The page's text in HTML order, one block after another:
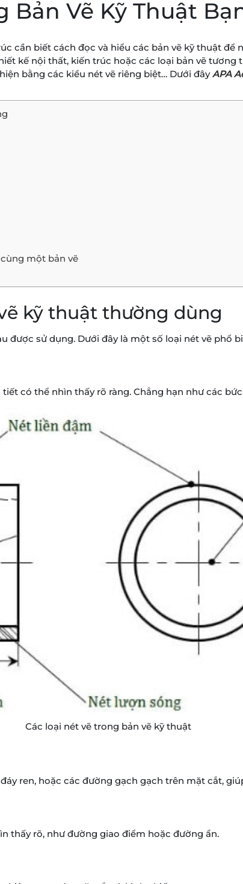
Bản Vẽ Kỹ Thuật
cần biết cách đọc và hiểu các bản vẽ kỹ thuật để
kế nội thất, kiến trúc hoặc các loại bản vẽ tương
bằng các kiểu nét vẽ riêng biệt… Dưới đâyAPA
một bản vẽ
kỹ thuật thường dùng
được sử dụng. Dưới đây là một số loại nét vẽ phổ
có thể nhìn thấy rõ ràng. Chẳng hạn như các
Các loại nét vẽ trong bản vẽ kỹ thuật
ren, hoặc các đường gạch gạch trên mặt cắt,
thấy rõ, như đường giao điểm hoặc đường ẩn.